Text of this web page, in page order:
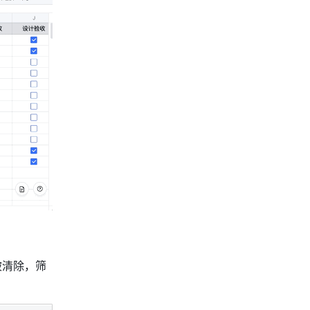
除，筛